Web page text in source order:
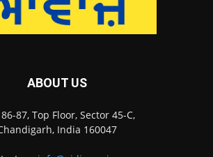
ABOUT US
86-87, Top Floor, Sector 45-C,
India 160047